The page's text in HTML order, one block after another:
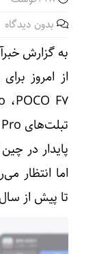
بدون دیدگاه
از امروز
تا پیش از سال 2026 آماده نشود.